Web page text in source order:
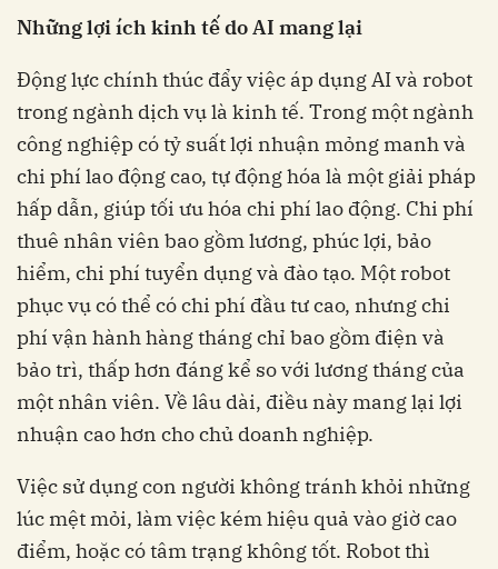
Những lợi ích kinh tế do AI mang lại
Động lực chính thúc đẩy việc áp dụng AI và robot
trong ngành dịch vụ là kinh tế. Trong một ngành
công nghiệp có tỷ suất lợi nhuận mỏng manh và
chi phí lao động cao, tự động hóa là một giải pháp
hấp dẫn, giúp tối ưu hóa chi phí lao động. Chi phí
thuê nhân viên bao gồm lương, phúc lợi, bảo
hiểm, chi phí tuyển dụng và đào tạo. Một robot
phục vụ có thể có chi phí đầu tư cao, nhưng chi
phí vận hành hàng tháng chỉ bao gồm điện và
bảo trì, thấp hơn đáng kể so với lương tháng của
một nhân viên. Về lâu dài, điều này mang lại lợi
nhuận cao hơn cho chủ doanh nghiệp.
Việc sử dụng con người không tránh khỏi những
lúc mệt mỏi, làm việc kém hiệu quả vào giờ cao
điểm, hoặc có tâm trạng không tốt. Robot thì